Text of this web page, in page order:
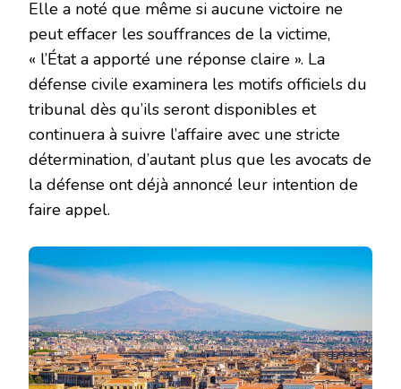
Elle a noté que même si aucune victoire ne
peut effacer les souffrances de la victime,
« l’État a apporté une réponse claire ». La
défense civile examinera les motifs officiels du
tribunal dès qu’ils seront disponibles et
continuera à suivre l’affaire avec une stricte
détermination, d’autant plus que les avocats de
la défense ont déjà annoncé leur intention de
faire appel.